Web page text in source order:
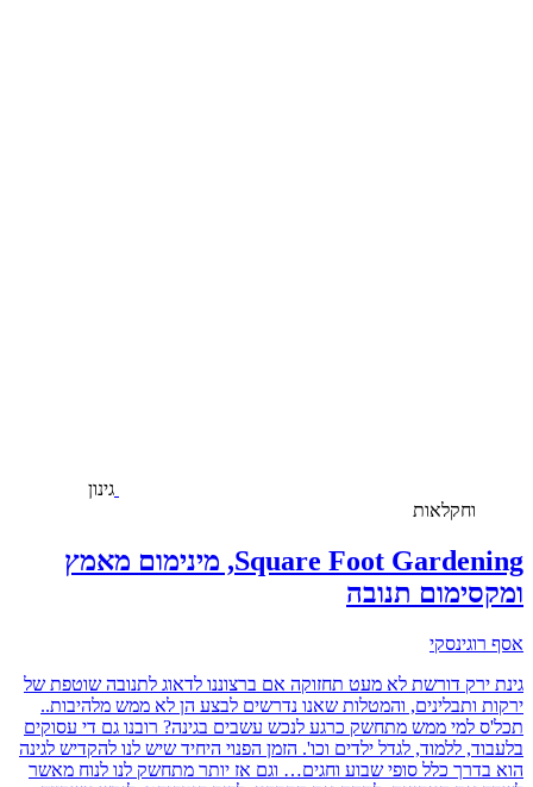
גינון
וחקלאות
Square Foot Gardening, מינימום מאמץ
ומקסימום תנובה
אסף רוגינסקי
גינת ירק דורשת לא מעט תחזוקה אם ברצוננו לדאוג לתנובה שוטפת של
ירקות ותבלינים, והמטלות שאנו נדרשים לבצע הן לא ממש מלהיבות..
תכל'ס למי ממש מתחשק כרגע לנכש עשבים בגינה? רובנו גם די עסוקים
בלעבוד, ללמוד, לגדל ילדים וכו'. הזמן הפנוי היחיד שיש לנו להקדיש לגינה
הוא בדרך כלל סופי שבוע וחגים… וגם אז יותר מתחשק לנו לנוח מאשר